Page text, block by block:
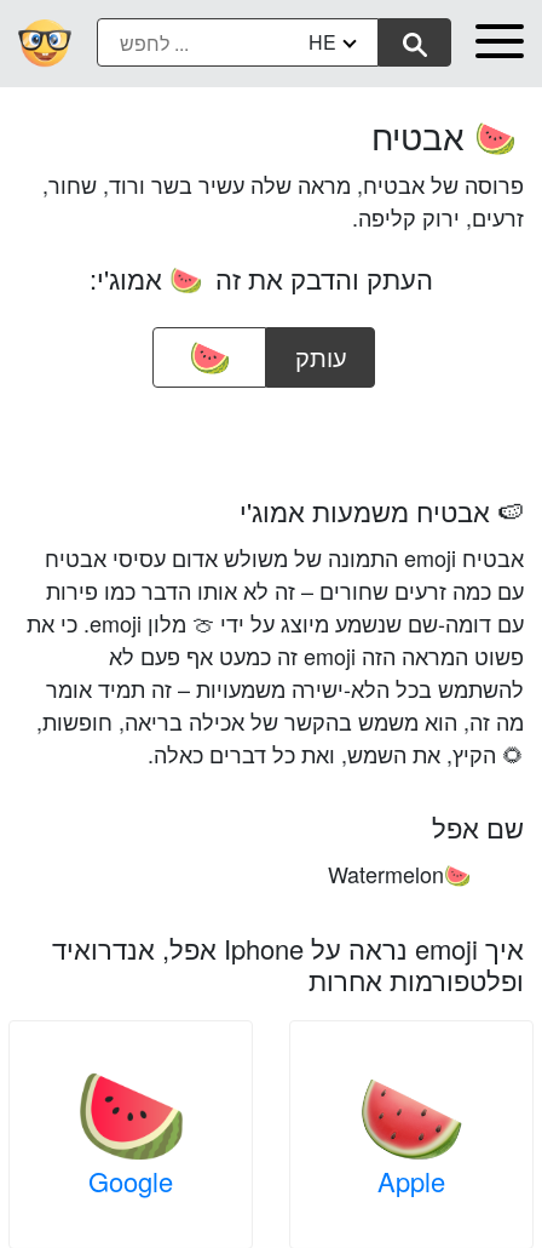
HE
🍉 אבטיח
פרוסה של אבטיח, מראה שלה עשיר בשר ורוד, שחור,
זרעים, ירוק קליפה.
העתק והדבק את זה 🍉 אמוג'י:
עותק
🍉 אבטיח משמעות אמוג'י
אבטיח emoji התמונה של משולש אדום עסיסי אבטיח
עם כמה זרעים שחורים – זה לא אותו הדבר כמו פירות
עם דומה-שם שנשמע מיוצג על ידי 🍈 מלון emoji. כי את
פשוט המראה הזה emoji זה כמעט אף פעם לא
להשתמש בכל הלא-ישירה משמעויות – זה תמיד אומר
מה זה, הוא משמש בהקשר של אכילה בריאה, חופשות,
🌻 הקיץ, את השמש, ואת כל דברים כאלה.
שם אפל
🍉
Watermelon
איך emoji נראה על Iphone אפל, אנדרואיד
ופלטפורמות אחרות
Apple
Google